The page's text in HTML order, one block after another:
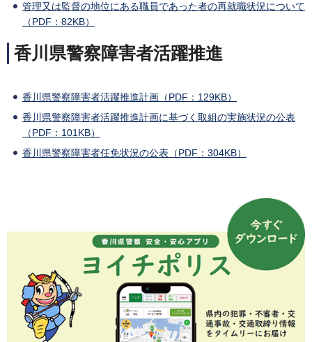
管理又は監督の地位にある職員であった者の再就職状況について
（PDF：82KB）
香川県警察障害者活躍推進
香川県警察障害者活躍推進計画（PDF：129KB）
香川県警察障害者活躍推進計画に基づく取組の実施状況の公表
（PDF：101KB）
香川県警察障害者任免状況の公表（PDF：304KB）